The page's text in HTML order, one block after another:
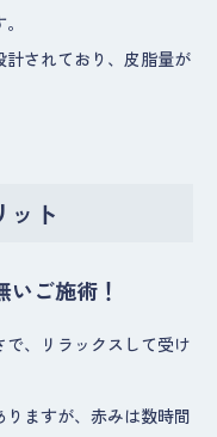
されており、皮脂量が
ット
ご施術！
、リラックスして受け
ますが、赤みは数時間